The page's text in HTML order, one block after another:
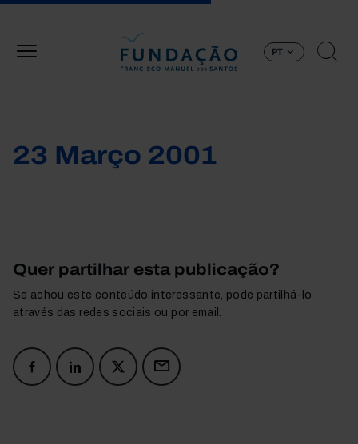
PT
23 Março 2001
Quer partilhar esta publicação?
Se achou este conteúdo interessante, pode partilhá-lo
através das redes sociais ou por email.